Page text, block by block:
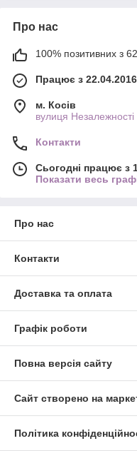
Про нас
100% позитивних з 62
Працює з 22.04.2016
м. Косів
вулиця Незалежності
Контакти
Сьогодні працює з
Показати весь
Про нас
Контакти
Доставка та оплата
Графік роботи
Повна версія сайту
Сайт створено на
Політика